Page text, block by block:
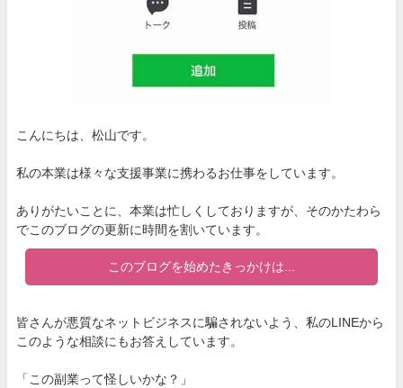
こんにちは、松山です。
私の本業は様々な支援事業に携わるお仕事をしています。
ありがたいことに、本業は忙しくしておりますが、そのかたわら
でこのブログの更新に時間を割いています。
このブログを始めたきっかけは...
皆さんが悪質なネットビジネスに騙されないよう、私のLINEから
このような相談にもお答えしています。
「この副業って怪しいかな？」